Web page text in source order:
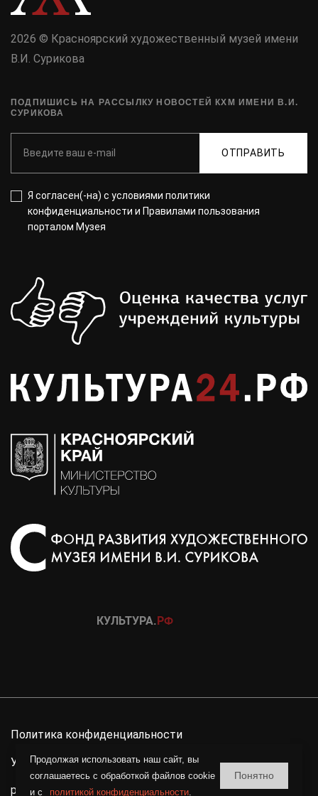
2026 © Красноярский художественный музей имени
В.И. Сурикова
ПОДПИШИСЬ НА РАССЫЛКУ НОВОСТЕЙ КХМ ИМЕНИ В.И.
СУРИКОВА
ОТПРАВИТЬ
Я согласен(-на) с условиями политики
конфиденциальности и Правилами пользования
порталом Музея
Политика конфиденциальности
Условия использования материалов сайта
разработка сайта
Продолжая использовать наш сайт, вы
соглашаетесь c обработкой файлов cookie
и с
политикой конфиденциальности.
Понятно